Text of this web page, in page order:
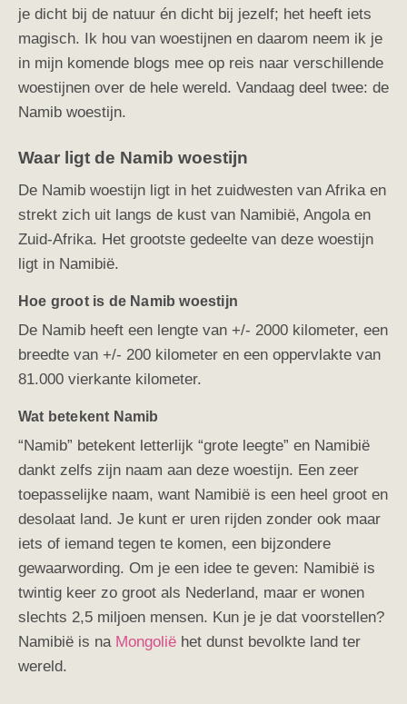
je dicht bij de natuur én dicht bij jezelf; het heeft iets
magisch. Ik hou van woestijnen en daarom neem ik je
in mijn komende blogs mee op reis naar verschillende
woestijnen over de hele wereld. Vandaag deel twee: de
Namib woestijn.
Waar ligt de Namib woestijn
De Namib woestijn ligt in het zuidwesten van Afrika en
strekt zich uit langs de kust van Namibië, Angola en
Zuid-Afrika. Het grootste gedeelte van deze woestijn
ligt in Namibië.
Hoe groot is de Namib woestijn
De Namib heeft een lengte van +/- 2000 kilometer, een
breedte van +/- 200 kilometer en een oppervlakte van
81.000 vierkante kilometer.
Wat betekent Namib
“Namib” betekent letterlijk “grote leegte” en Namibië
dankt zelfs zijn naam aan deze woestijn. Een zeer
toepasselijke naam, want Namibië is een heel groot en
desolaat land. Je kunt er uren rijden zonder ook maar
iets of iemand tegen te komen, een bijzondere
gewaarwording. Om je een idee te geven: Namibië is
twintig keer zo groot als Nederland, maar er wonen
slechts 2,5 miljoen mensen. Kun je je dat voorstellen?
Namibië is na Mongolië het dunst bevolkte land ter
wereld.